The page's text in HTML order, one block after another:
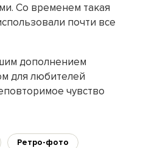
Со временем такая
почти все
дополнением
для любителей
чувство
Ретро-фото